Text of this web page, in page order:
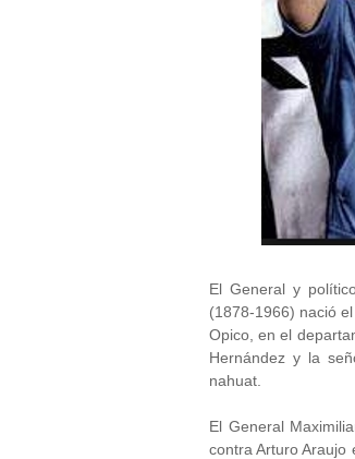
El General y
(1878-1966) nació
Opico, en el
Hernández y la
nahuat.
El General
contra Arturo Araujo